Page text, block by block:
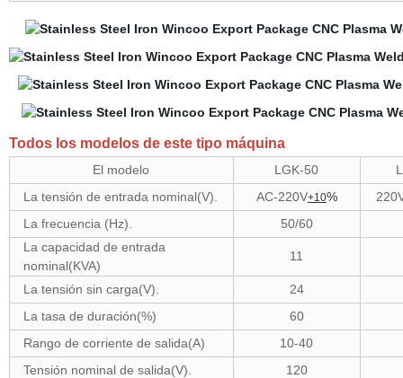
Todos los modelos de este tipo máquina
El modelo LGK-50
La tensión de entrada nominal(V).
AC-220V+10%
La frecuencia (Hz).
50/60
La capacidad de entrada
nominal(KVA)
11
La tensión sin carga(V).
24
La tasa de duración(%)
60
Rango de corriente de salida(A)
10-40
Tensión nominal de salida(V).
120